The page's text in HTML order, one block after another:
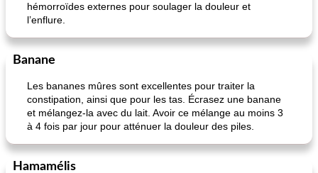
hémorroïdes externes pour soulager la douleur et
l’enflure.
Banane
Les bananes mûres sont excellentes pour traiter la
constipation, ainsi que pour les tas. Écrasez une banane
et mélangez-la avec du lait. Avoir ce mélange au moins 3
à 4 fois par jour pour atténuer la douleur des piles.
Hamamélis